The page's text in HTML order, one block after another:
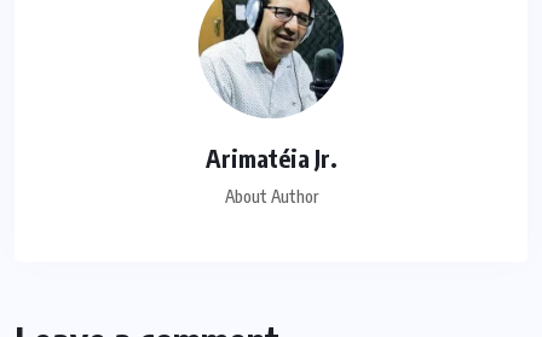
Arimatéia Jr.
About Author